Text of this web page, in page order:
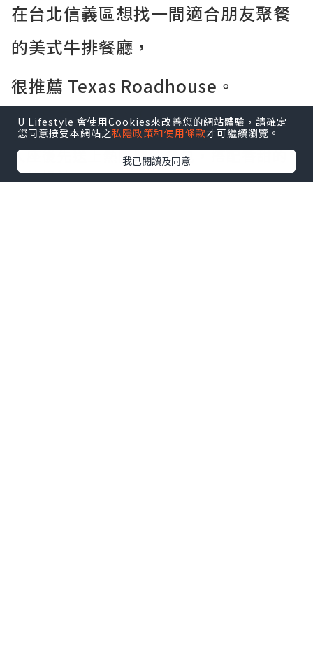
在台北信義區想找一間適合朋友聚餐
的美式牛排餐廳，
很推薦 Texas Roadhouse。
餐廳的氣氛熱鬧，主打現切牛排和大份量
餐點，走的是美式家庭餐廳路線。
入座後先送上熱騰騰的餐包，搭配香甜的
肉桂奶油。
U Lifestyle 會使用Cookies來改善您的網站體驗，請確定
您同意接受本網站之私隱政策和使用條款才可繼續瀏覽。
我已閱讀及同意